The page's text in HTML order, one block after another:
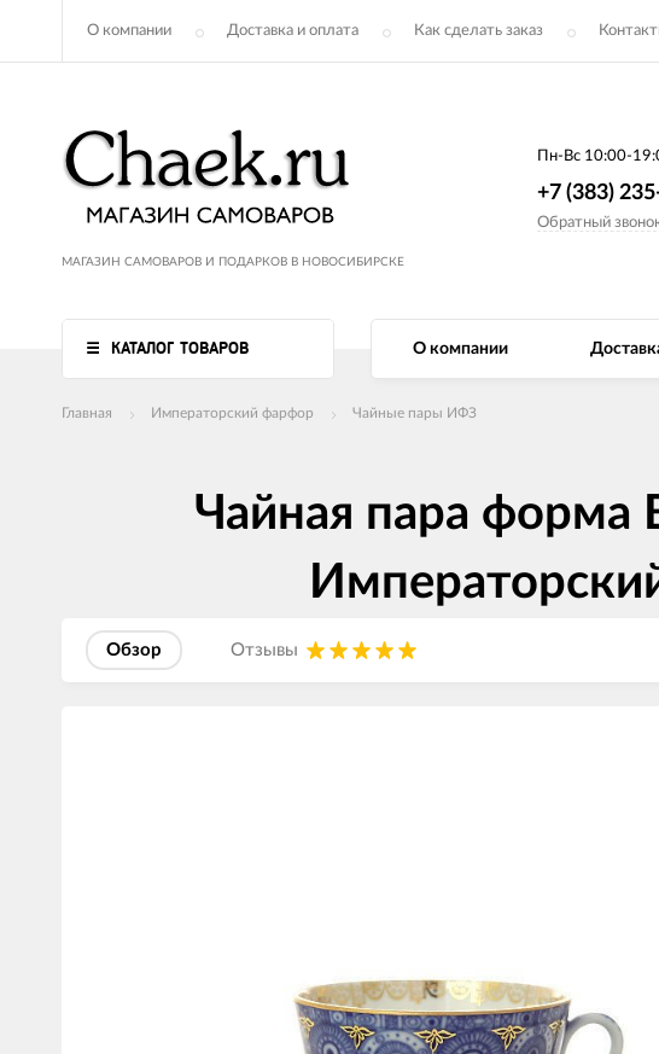
О компании Доставка и оплата Как сделать заказ
МАГАЗИН САМОВАРОВ И ПОДАРКОВ В НОВОСИБИРСКЕ
Пн-Вс 10:00-
+7 (383)
Обратный
КАТАЛОГ ТОВАРОВ О компании
Главная Императорский фарфор Чайные пары ИФЗ
Чайная пара форма
Обзор Отзывы